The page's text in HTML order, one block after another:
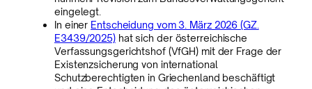
eingelegt.
In einer Entscheidung vom 3. März 2026 (GZ.
E3439/2025)hat sich der österreichische
Verfassungsgerichtshof (VfGH) mit der Frage der
Existenzsicherung von international
Schutzberechtigten in Griechenland beschäftigt